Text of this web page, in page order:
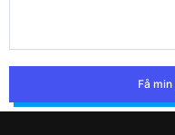
Få